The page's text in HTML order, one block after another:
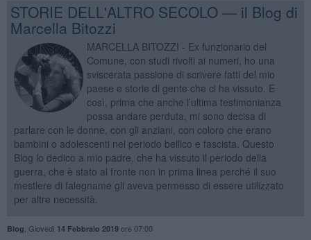
STORIE DELL'ALTRO SECOLO — il Blog di
Marcella Bitozzi
MARCELLA BITOZZI - Ex funzionario del
Comune, con studi rivolti ai numeri, ho una
sviscerata passione di scrivere fatti del mio
paese e storie di gente che ci ha vissuto. E
così, prima che anche l’ultima testimonianza
possa andare perduta, mi sono decisa di
parlare con le donne, con gli anziani, con coloro che erano
bambini o adolescenti nel periodo bellico e fascista. Questo
Blog lo dedico a mio padre, che ha vissuto il periodo della
guerra, che è stato al fronte non in prima linea perché il suo
mestiere di falegname gli aveva permesso di essere utilizzato
per altre necessità.
Blog Giovedì 14 Febbraio 2019ore 07:00